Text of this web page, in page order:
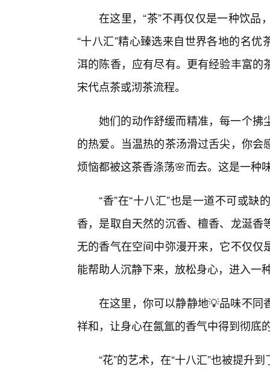
在这里，“茶”不再仅仅是一种饮
“十八汇”精心臻选来自世界各地的名
洱的陈香，应有尽有。更有经验丰富
宋代点茶或沏茶流程。
她们的动作舒缓而精准，每一个拂
的热爱。当温热的茶汤滑过舌尖，你
烦恼都被这茶香涤荡🌸而去。这是一种
“香”在“十八汇”也是一道不可或
香，是取自天然的沉香、檀香、龙涎
无的香气在空间中弥漫开来，它不仅
能帮助人沉静下来，放松身心，进入一
在这里，你可以静静地💡品味不同
祥和，让身心在氤氲的香气中得到彻底
“花”的艺术，在“十八汇”也被提升